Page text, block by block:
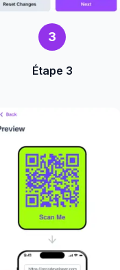
3
Étape 3